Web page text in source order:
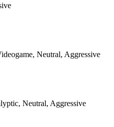
Neutral, Aggressive
Neutral, Aggressive